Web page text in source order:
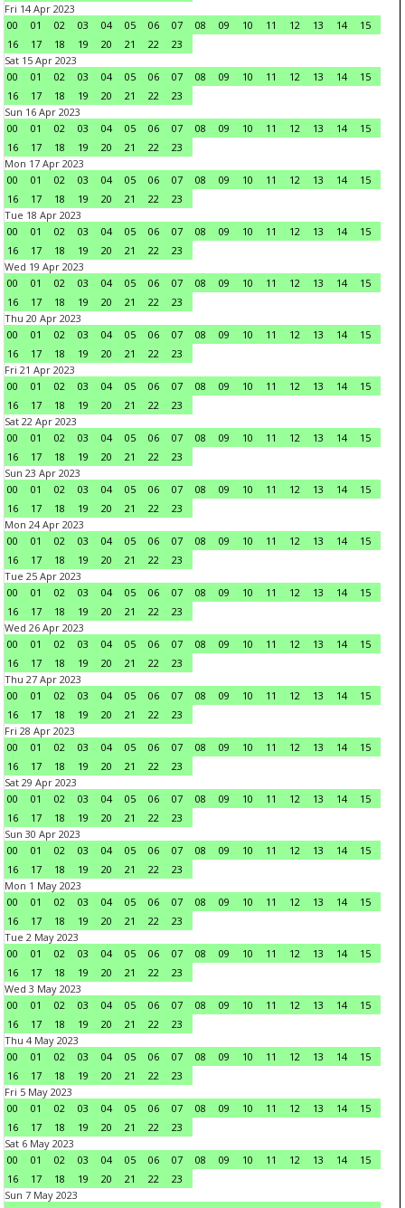
Fri 14 Apr 2023
00
01 02 03 04 05 06 07 08 09 10 11 12 13 14
15
16
17 18 19 20 21 22
23
Sat 15 Apr 2023
00
01 02 03 04 05 06 07 08 09 10 11 12 13 14
15
16
17 18 19 20 21 22
23
Sun 16 Apr 2023
00
01 02 03 04 05 06 07 08 09 10 11 12 13 14
15
16
17 18 19 20 21 22
23
Mon 17 Apr 2023
00
01 02 03 04 05 06 07 08 09 10 11 12 13 14
15
16
17 18 19 20 21 22
23
Tue 18 Apr 2023
00
01 02 03 04 05 06 07 08 09 10 11 12 13 14
15
16
17 18 19 20 21 22
23
Wed 19 Apr 2023
00
01 02 03 04 05 06 07 08 09 10 11 12 13 14
15
16
17 18 19 20 21 22
23
Thu 20 Apr 2023
00
01 02 03 04 05 06 07 08 09 10 11 12 13 14
15
16
17 18 19 20 21 22
23
Fri 21 Apr 2023
00
01 02 03 04 05 06 07 08 09 10 11 12 13 14
15
16
17 18 19 20 21 22
23
Sat 22 Apr 2023
00
01 02 03 04 05 06 07 08 09 10 11 12 13 14
15
16
17 18 19 20 21 22
23
Sun 23 Apr 2023
00
01 02 03 04 05 06 07 08 09 10 11 12 13 14
15
16
17 18 19 20 21 22
23
Mon 24 Apr 2023
00
01 02 03 04 05 06 07 08 09 10 11 12 13 14
15
16
17 18 19 20 21 22
23
Tue 25 Apr 2023
00
01 02 03 04 05 06 07 08 09 10 11 12 13 14
15
16
17 18 19 20 21 22
23
Wed 26 Apr 2023
00
01 02 03 04 05 06 07 08 09 10 11 12 13 14
15
16
17 18 19 20 21 22
23
Thu 27 Apr 2023
00
01 02 03 04 05 06 07 08 09 10 11 12 13 14
15
16
17 18 19 20 21 22
23
Fri 28 Apr 2023
00
01 02 03 04 05 06 07 08 09 10 11 12 13 14
15
16
17 18 19 20 21 22
23
Sat 29 Apr 2023
00
01 02 03 04 05 06 07 08 09 10 11 12 13 14
15
16
17 18 19 20 21 22
23
Sun 30 Apr 2023
00
01 02 03 04 05 06 07 08 09 10 11 12 13 14
15
16
17 18 19 20 21 22
23
Mon 1 May 2023
00
01 02 03 04 05 06 07 08 09 10 11 12 13 14
15
16
17 18 19 20 21 22
23
Tue 2 May 2023
00
01 02 03 04 05 06 07 08 09 10 11 12 13 14
15
16
17 18 19 20 21 22
23
Wed 3 May 2023
00
01 02 03 04 05 06 07 08 09 10 11 12 13 14
15
16
17 18 19 20 21 22
23
Thu 4 May 2023
00
01 02 03 04 05 06 07 08 09 10 11 12 13 14
15
16
17 18 19 20 21 22
23
Fri 5 May 2023
00
01 02 03 04 05 06 07 08 09 10 11 12 13 14
15
16
17 18 19 20 21 22
23
Sat 6 May 2023
00
01 02 03 04 05 06 07 08 09 10 11 12 13 14
15
16
17 18 19 20 21 22
23
Sun 7 May 2023